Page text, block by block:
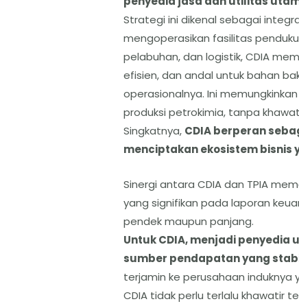
​Strategi ini dikenal sebagai
mengoperasikan fasilitas
pelabuhan, dan logistik, CDIA
efisien, dan andal untuk bahan
operasionalnya. Ini
produksi petrokimia, tanpa
Singkatnya, CDIA berperan
menciptakan ekosistem bisnis
Sinergi antara CDIA dan TPIA
yang signifikan pada laporan
pendek maupun panjang.
​Untuk CDIA, menjadi
sumber pendapatan yang
terjamin ke perusahaan
CDIA tidak perlu terlalu khawatir